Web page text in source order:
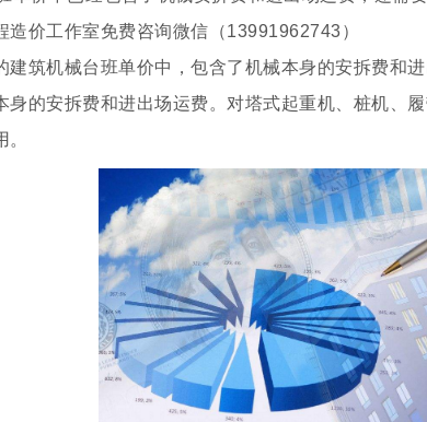
造价工作室免费咨询微信（13991962743）
建筑机械台班单价中，包含了机械本身的安拆费和
身的安拆费和进出场运费。对塔式起重机、桩机、